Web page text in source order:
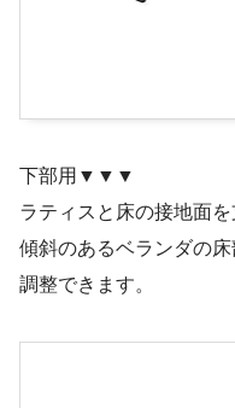
下部用▼▼▼
ラティスと床の接地面を
傾斜のあるベランダの
調整できます。